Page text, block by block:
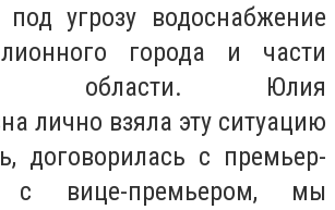
угрозу водоснабжение
города и части
области. Юлия
лично взяла эту ситуацию
договорилась с премьер-
с вице-премьером, мы